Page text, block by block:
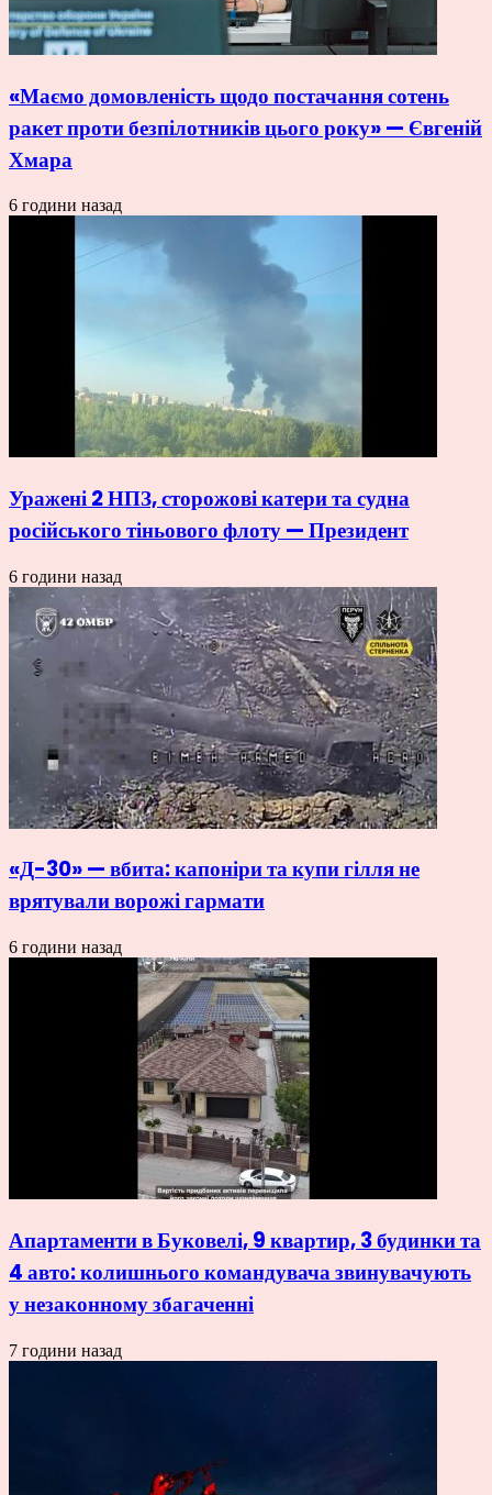
«Маємо домовленість щодо постачання сотень
ракет проти безпілотників цього року» — Євгеній
Хмара
6 години назад
Уражені 2 НПЗ, сторожові катери та судна
російського тіньового флоту — Президент
6 години назад
«Д-30» — вбита: капоніри та купи гілля не
врятували ворожі гармати
6 години назад
Апартаменти в Буковелі, 9 квартир, 3 будинки та
4 авто: колишнього командувача звинувачують
у незаконному збагаченні
7 години назад